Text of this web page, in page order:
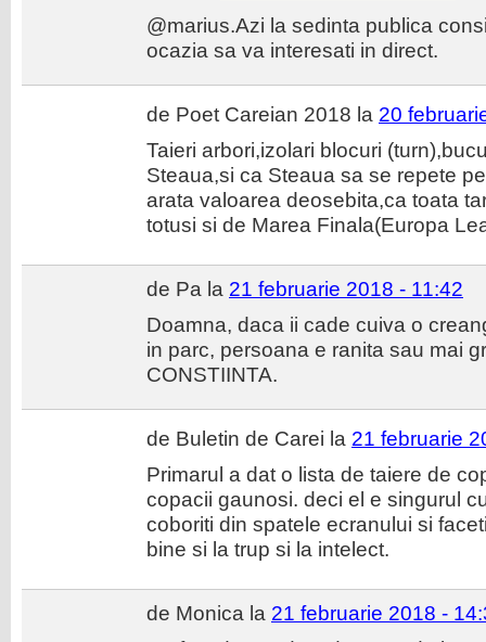
@marius.Azi la sedinta publica
ocazia sa va interesati in direct.
de Poet Careian 2018 la 20
Taieri arbori,izolari blocuri
Steaua,si ca Steaua sa se repete
arata valoarea deosebita,ca toata
totusi si de Marea Finala(Europa
de Pa la 21 februarie 2018 - 11:42
Doamna, daca ii cade cuiva o
in parc, persoana e ranita sau mai
CONSTIINTA.
de Buletin de Carei la 21 februarie
Primarul a dat o lista de taiere de
copacii gaunosi. deci el e singurul
coboriti din spatele ecranului si
bine si la trup si la intelect.
de Monica la 21 februarie 2018 -